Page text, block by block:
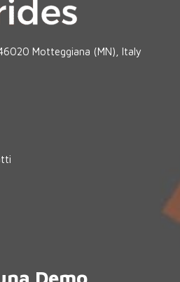
Motteggiana (MN), Italy